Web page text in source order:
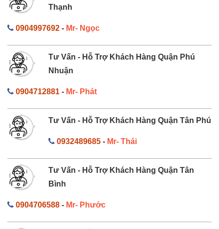
Thạnh
0904997692 - Mr- Ngọc
Tư Vấn - Hỗ Trợ Khách Hàng Quận Phú
Nhuận
0904712881 - Mr- Phát
Tư Vấn - Hỗ Trợ Khách Hàng Quận Tân Phú
0932489685- Mr- Thái
Tư Vấn - Hỗ Trợ Khách Hàng Quận Tân
Bình
0904706588 - Mr- Phước